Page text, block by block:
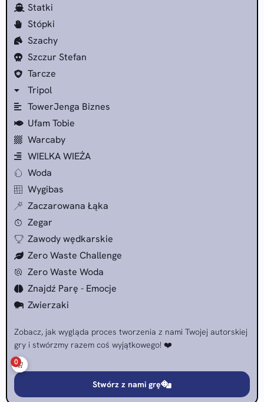
Statki
Stópki
Szachy
Szczur Stefan
Tarcze
Tripol
TowerJenga Biznes
Ufam Tobie
Warcaby
WIELKA WIEŻA
Woda
Wygibas
Zaczarowana Łąka
Zegar
Zawody wędkarskie
Zero Waste Challenge
Zero Waste Woda
Znajdź Parę - Emocje
Zwierzaki
Zobacz, jak wygląda proces tworzenia z nami Twojej autorskiej
gry i stwórzmy razem coś wyjątkowego! ❤️
Stwórz z nami grę
0